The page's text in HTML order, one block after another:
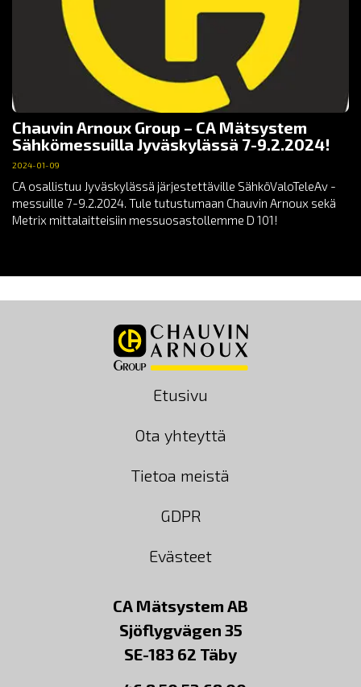
Chauvin Arnoux Group – CA Mätsystem
Sähkömessuilla Jyväskylässä 7-9.2.2024!
2024-01-09
CA osallistuu Jyväskylässä järjestettäville SähköValoTeleAv -
messuille 7-9.2.2024. Tule tutustumaan Chauvin Arnoux sekä
Metrix mittalaitteisiin messuosastollemme D 101!
Etusivu
Ota yhteyttä
Tietoa meistä
GDPR
Evästeet
CA Mätsystem AB
Sjöflygvägen 35
SE-183 62 Täby